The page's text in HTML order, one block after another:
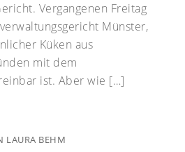
Vergangenen Freitag
Münster,
Küken aus
mit dem
ist. Aber wie […]
LAURA BEHM